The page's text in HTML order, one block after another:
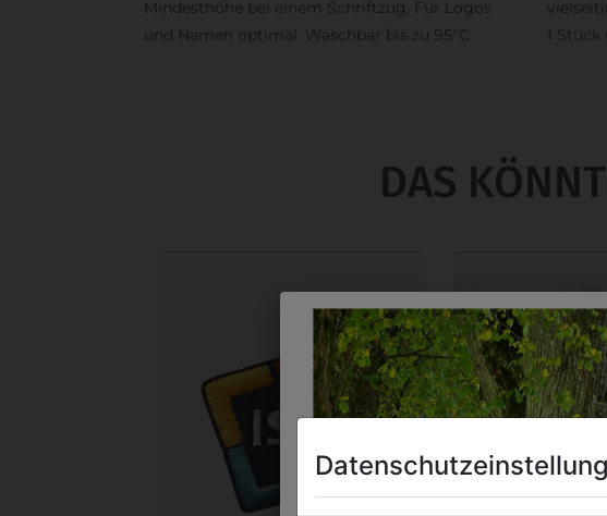
Mindesthöhe bei einem Schriftzug. Für Logos
und Namen optimal. Waschbar bis zu 95°C.
1
DAS